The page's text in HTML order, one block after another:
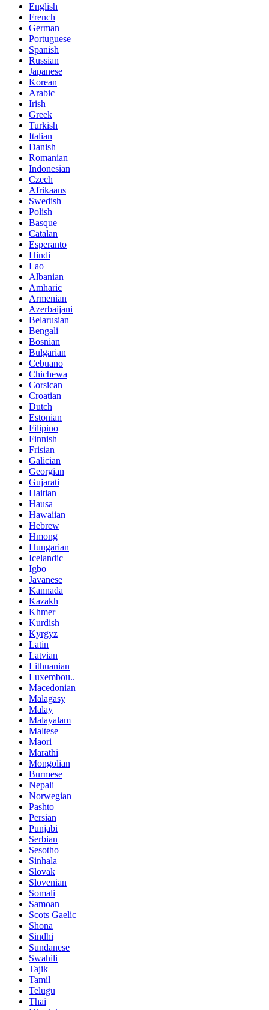
English
French
German
Portuguese
Spanish
Russian
Japanese
Korean
Arabic
Irish
Greek
Turkish
Italian
Danish
Romanian
Indonesian
Czech
Afrikaans
Swedish
Polish
Basque
Catalan
Esperanto
Hindi
Lao
Albanian
Amharic
Armenian
Azerbaijani
Belarusian
Bengali
Bosnian
Bulgarian
Cebuano
Chichewa
Corsican
Croatian
Dutch
Estonian
Filipino
Finnish
Frisian
Galician
Georgian
Gujarati
Haitian
Hausa
Hawaiian
Hebrew
Hmong
Hungarian
Icelandic
Igbo
Javanese
Kannada
Kazakh
Khmer
Kurdish
Kyrgyz
Latin
Latvian
Lithuanian
Luxembou..
Macedonian
Malagasy
Malay
Malayalam
Maltese
Maori
Marathi
Mongolian
Burmese
Nepali
Norwegian
Pashto
Persian
Punjabi
Serbian
Sesotho
Sinhala
Slovak
Slovenian
Somali
Samoan
Scots Gaelic
Shona
Sindhi
Sundanese
Swahili
Tajik
Tamil
Telugu
Thai